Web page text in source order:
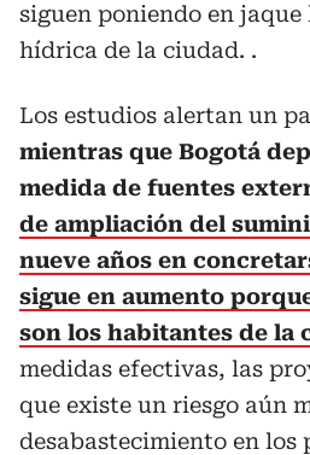
siguen poniendo en
hídrica de la ciudad. .
Los estudios alertan un
mientras que Bogotá
medida de fuentes
de ampliación del
nueve años en
sigue en aumento
son los habitantes de la
medidas efectivas, las
que existe un riesgo aún
desabastecimiento en los